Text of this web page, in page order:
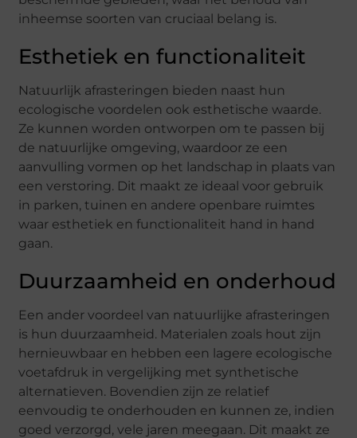
inheemse soorten van cruciaal belang is.
Esthetiek en functionaliteit
Natuurlijk afrasteringen bieden naast hun
ecologische voordelen ook esthetische waarde.
Ze kunnen worden ontworpen om te passen bij
de natuurlijke omgeving, waardoor ze een
aanvulling vormen op het landschap in plaats van
een verstoring. Dit maakt ze ideaal voor gebruik
in parken, tuinen en andere openbare ruimtes
waar esthetiek en functionaliteit hand in hand
gaan.
Duurzaamheid en onderhoud
Een ander voordeel van natuurlijke afrasteringen
is hun duurzaamheid. Materialen zoals hout zijn
hernieuwbaar en hebben een lagere ecologische
voetafdruk in vergelijking met synthetische
alternatieven. Bovendien zijn ze relatief
eenvoudig te onderhouden en kunnen ze, indien
goed verzorgd, vele jaren meegaan. Dit maakt ze